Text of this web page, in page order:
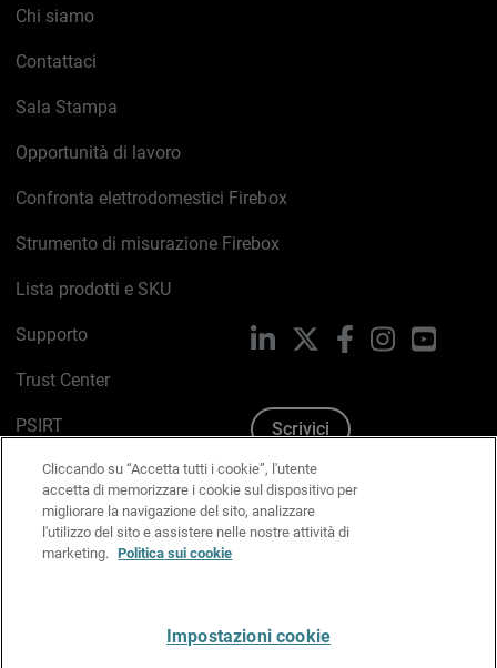
Chi siamo
Contattaci
Sala Stampa
Opportunità di lavoro
Confronta elettrodomestici Firebox
Strumento di misurazione Firebox
Lista prodotti e SKU
Supporto
Trust Center
PSIRT
Politica sui cookie
Informativa sulla privacy
Kit Media & Brand
LinkedIn FacebookInstagram
Scrivici
Cliccando su “Accetta tutti i cookie”, l'utente
accetta di memorizzare i cookie sul dispositivo per
migliorare la navigazione del sito, analizzare
l'utilizzo del sito e assistere nelle nostre attività di
marketing. Politica sui cookie
Impostazioni cookie